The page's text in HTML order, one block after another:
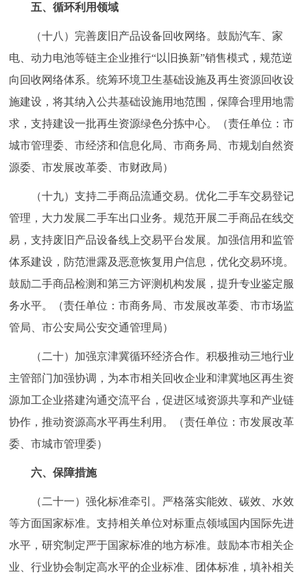
五、循环利用领域
（十八）完善废旧产品设备回收网络。鼓励汽车、家
电、动力电池等链主企业推行“以旧换新”销售模式，规范逆
向回收网络体系。统筹环境卫生基础设施及再生资源回收设
施建设，将其纳入公共基础设施用地范围，保障合理用地需
求，支持建设一批再生资源绿色分拣中心。（责任单位：市
城市管理委、市经济和信息化局、市商务局、市规划自然资
源委、市发展改革委、市财政局）
（十九）支持二手商品流通交易。优化二手车交易登记
管理，大力发展二手车出口业务。规范开展二手商品在线交
易，支持废旧产品设备线上交易平台发展。加强信用和监管
体系建设，防范泄露及恶意恢复用户信息，优化交易环境。
鼓励二手商品检测和第三方评测机构发展，提升专业鉴定服
务水平。（责任单位：市商务局、市发展改革委、市市场监
管局、市公安局公安交通管理局）
（二十）加强京津冀循环经济合作。积极推动三地行业
主管部门加强协调，为本市相关回收企业和津冀地区再生资
源加工企业搭建沟通交流平台，促进区域资源共享和产业链
协作，推动资源高水平再生利用。（责任单位：市发展改革
委、市城市管理委）
六、保障措施
（二十一）强化标准牵引。严格落实能效、碳效、水效
等方面国家标准。支持相关单位对标重点领域国内国际先进
水平，研究制定严于国家标准的地方标准。鼓励本市相关企
业、行业协会制定高水平的企业标准、团体标准，填补相关